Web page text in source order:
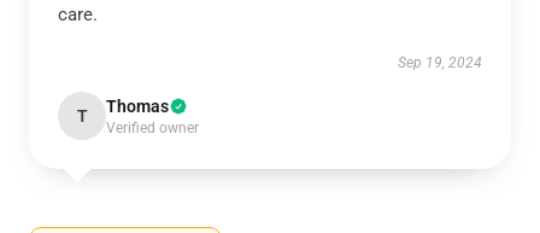
care.
Sep 19, 2024
T Thomas
Verified owner